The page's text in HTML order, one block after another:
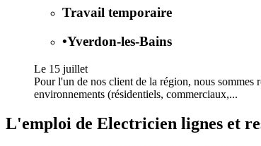
Travail temporaire
•Yverdon-les-Bains
Le 15 juillet
Pour l'un de nos client de la région, nous sommes
environnements (résidentiels, commerciaux,...
L'emploi de Electricien lignes et